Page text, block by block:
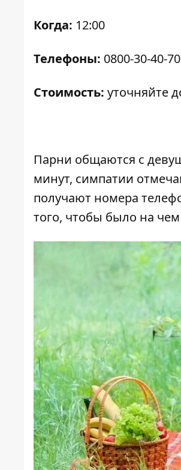
Когда: 12:00
Телефоны: 0800-30-40-70
Стоимость: уточняйте
Парни общаются с
минут, симпатии
получают номера
того, чтобы было на чем